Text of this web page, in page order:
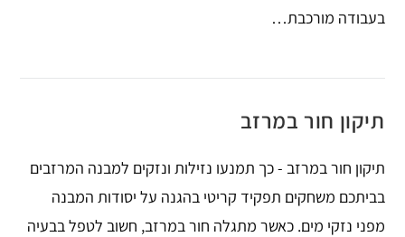
בעבודה מורכבת…
תיקון חור במרזב
תיקון חור במרזב - כך תמנעו נזילות ונזקים למבנה המרזבים
בביתכם משחקים תפקיד קריטי בהגנה על יסודות המבנה
מפני נזקי מים. כאשר מתגלה חור במרזב, חשוב לטפל בבעיה